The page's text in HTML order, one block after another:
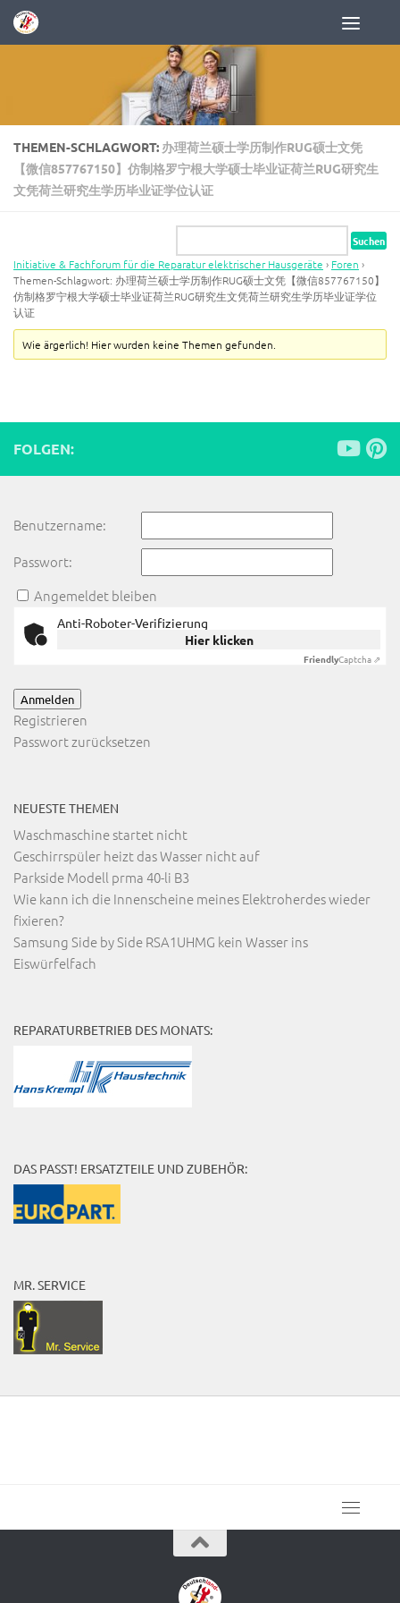
Zum Inhalt springen
THEMEN-SCHLAGWORT: 办理荷兰硕士学历制作RUG硕士文凭
【微信857767150】仿制格罗宁根大学硕士毕业证荷兰RUG研究生
文凭荷兰研究生学历毕业证学位认证
Initiative & Fachforum für die Reparatur elektrischer Hausgeräte › Foren ›
Themen-Schlagwort: 办理荷兰硕士学历制作RUG硕士文凭【微信857767150】
仿制格罗宁根大学硕士毕业证荷兰RUG研究生文凭荷兰研究生学历毕业证学位
认证
Wie ärgerlich! Hier wurden keine Themen gefunden.
FOLGEN:
Benutzername:
Passwort:
Angemeldet bleiben
Anti-Roboter-Verifizierung
Hier klicken
FriendlyCaptcha ⇗
Anmelden
Registrieren
Passwort zurücksetzen
NEUESTE THEMEN
Waschmaschine startet nicht
Geschirrspüler heizt das Wasser nicht auf
Parkside Modell prma 40-li B3
Wie kann ich die Innenscheine meines Elektroherdes wieder
fixieren?
Samsung Side by Side RSA1UHMG kein Wasser ins
Eiswürfelfach
REPARATURBETRIEB DES MONATS:
DAS PASST! ERSATZTEILE UND ZUBEHÖR:
MR. SERVICE